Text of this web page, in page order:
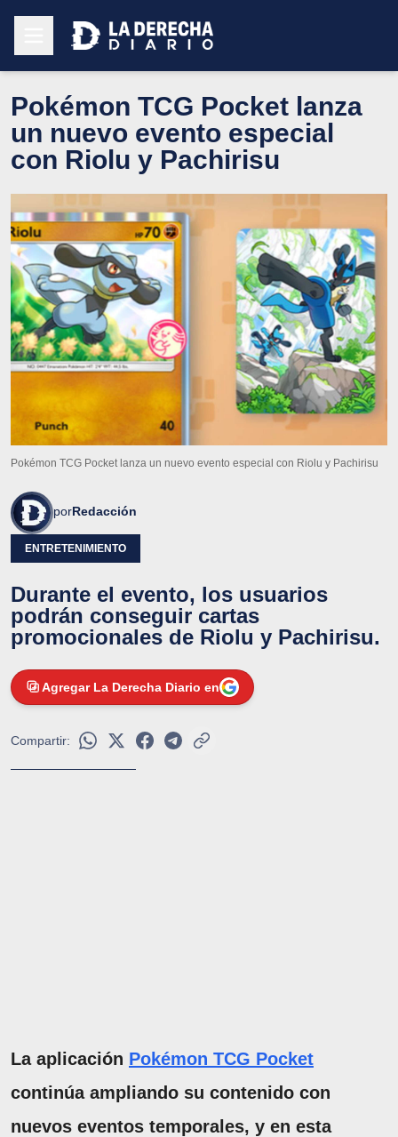
Pokémon TCG Pocket lanza
un nuevo evento especial
con Riolu y Pachirisu
Pokémon TCG Pocket lanza un nuevo evento especial con Riolu y Pachirisu
porRedacción
ENTRETENIMIENTO
Durante el evento, los usuarios
podrán conseguir cartas
promocionales de Riolu y Pachirisu.
Agregar La Derecha Diario en
Compartir:
La aplicación Pokémon TCG Pocket
continúa ampliando su contenido con
nuevos eventos temporales, y en esta